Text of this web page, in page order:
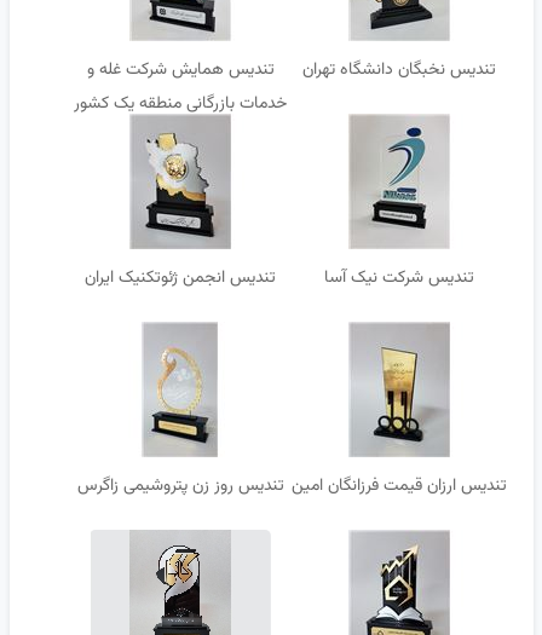
تندیس نخبگان دانشگاه تهران
تندیس همایش شرکت غله و
خدمات بازرگانی منطقه یک کشور
تندیس شرکت نیک آسا تندیس انجمن ژئوتکنیک ایران
تندیس ارزان قیمت فرزانگان امین تندیس روز زن پتروشیمی زاگرس